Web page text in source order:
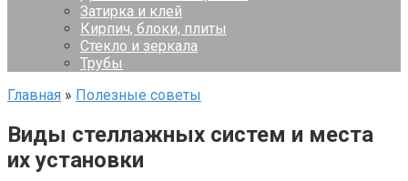
Затирка и клей
Кирпич, блоки, плиты
Стекло и зеркала
Трубы
Главная » Полезные советы
Виды стеллажных систем и места
их установки